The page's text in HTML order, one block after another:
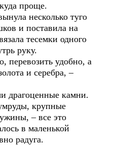
проще.
несколько туго
и поставила на
тесемки одного
руку.
перевозить удобно, а
и серебра, –
драгоценные камни.
крупные
– все это
в маленькой
радуга.